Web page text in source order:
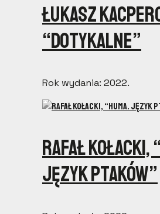
Łukasz
“Dotykalne”
Rok wydania: 2022.
Rafał Kołacki,
Język Ptaków”